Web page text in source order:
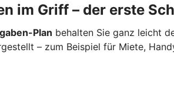
im Griff – der erste
Plan behalten Sie ganz leicht
– zum Beispiel für Miete,